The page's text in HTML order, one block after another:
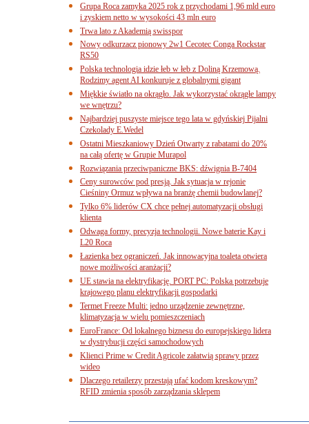
Grupa Roca zamyka 2025 rok z przychodami 1,96 mld euro
i zyskiem netto w wysokości 43 mln euro
Trwa lato z Akademią swisspor
Nowy odkurzacz pionowy 2w1 Cecotec Conga Rockstar
RS50
Polska technologia idzie łeb w łeb z Doliną Krzemową.
Rodzimy agent AI konkuruje z globalnymi gigant
Miękkie światło na okrągło. Jak wykorzystać okrągłe lampy
we wnętrzu?
Najbardziej puszyste miejsce tego lata w gdyńskiej Pijalni
Czekolady E.Wedel
Ostatni Mieszkaniowy Dzień Otwarty z rabatami do 20%
na całą ofertę w Grupie Murapol
Rozwiązania przeciwpaniczne BKS: dźwignia B-7404
Ceny surowców pod presją. Jak sytuacja w rejonie
Cieśniny Ormuz wpływa na branżę chemii budowlanej?
Tylko 6% liderów CX chce pełnej automatyzacji obsługi
klienta
Odwaga formy, precyzja technologii. Nowe baterie Kay i
L20 Roca
Łazienka bez ograniczeń. Jak innowacyjna toaleta otwiera
nowe możliwości aranżacji?
UE stawia na elektryfikację. PORT PC: Polska potrzebuje
krajowego planu elektryfikacji gospodarki
Termet Freeze Multi: jedno urządzenie zewnętrzne,
klimatyzacja w wielu pomieszczeniach
EuroFrance: Od lokalnego biznesu do europejskiego lidera
w dystrybucji części samochodowych
Klienci Prime w Credit Agricole załatwią sprawy przez
wideo
Dlaczego retailerzy przestają ufać kodom kreskowym?
RFID zmienia sposób zarządzania sklepem